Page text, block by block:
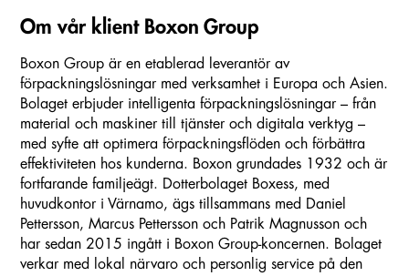
Om vår klient Boxon Group
Boxon Group är en etablerad leverantör av
förpackningslösningar med verksamhet i Europa och Asien.
Bolaget erbjuder intelligenta förpackningslösningar – från
material och maskiner till tjänster och digitala verktyg –
med syfte att optimera förpackningsflöden och förbättra
effektiviteten hos kunderna. Boxon grundades 1932 och är
fortfarande familjeägt. Dotterbolaget Boxess, med
huvudkontor i Värnamo, ägs tillsammans med Daniel
Pettersson, Marcus Pettersson och Patrik Magnusson och
har sedan 2015 ingått i Boxon Group-koncernen. Bolaget
verkar med lokal närvaro och personlig service på den